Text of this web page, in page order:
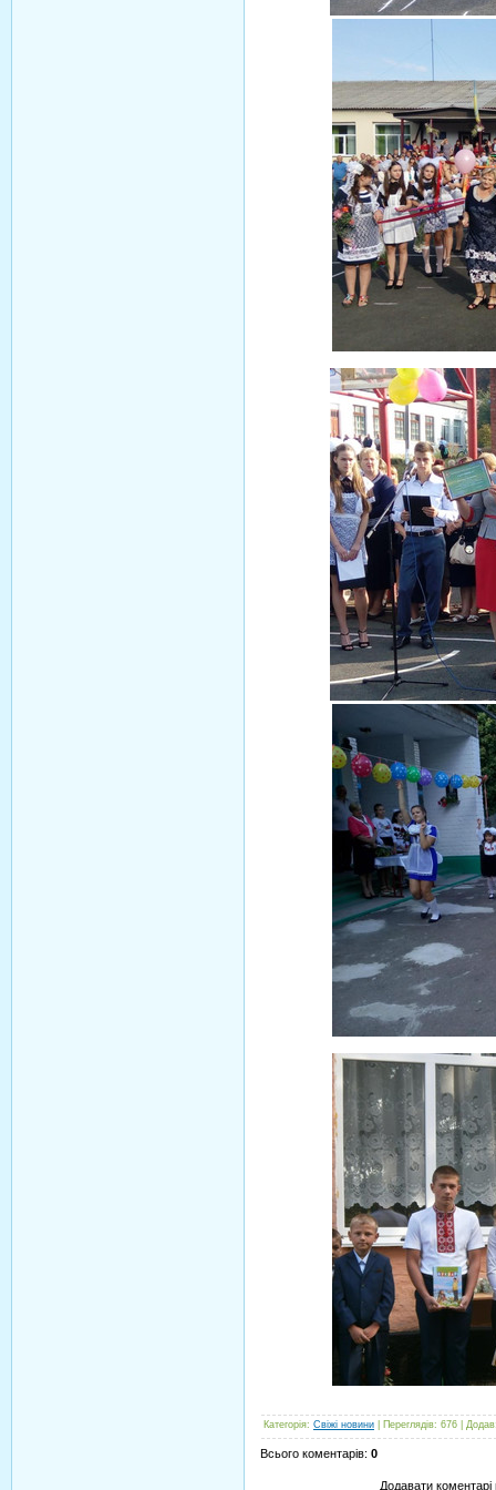
Категорія: Свіжі новини Переглядів: 676 Додав
Всього коментарів: 0
Додавати